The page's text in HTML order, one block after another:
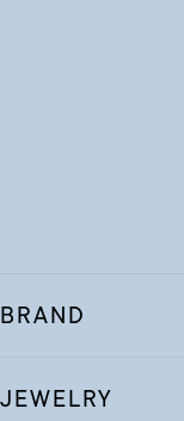
BRAND
JEWELRY